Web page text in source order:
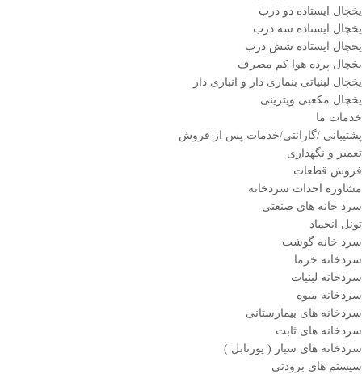
یخچال ایستاده دو درب
یخچال ایستاده سه درب
یخچال ایستاده شش درب
یخچال پرده هوا کم مصرف
یخچال لبنیاتی بنماری دار و انباری دار
یخچال مکعبی ویترینی
خدمات ما
پشتیبانی /گارانتی/خدمات پس از فروش
تعمیر و نگهداری
فروش قطعات
مشاوره احداث سردخانه
سرد خانه های صنعتی
تونل انجماد
سرد خانه گوشت
سردخانه خرما
سردخانه لبنیات
سردخانه میوه
سردخانه های بیمارستانی
سردخانه های ثابت
سردخانه های سیار ( پورتابل )
سیستم های برودتی